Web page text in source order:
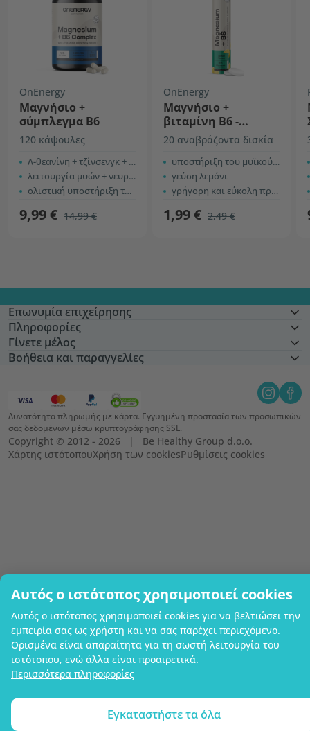
Αυτός ο ιστότοπος χρησιμοποιεί cookies
Αυτός ο ιστότοπος χρησιμοποιεί cookies για να βελτιώσει την
εμπειρία σας ως χρήστη και να σας παρέχει περιεχόμενο.
Ορισμένα είναι απαραίτητα για τη σωστή λειτουργία του
ιστότοπου, ενώ άλλα είναι προαιρετικά.
Περισσότερα πληροφορίες
Εγκαταστήστε τα όλα
OnEnergy
Μαγνήσιο +
σύμπλεγμα Β6
120 κάψουλες
Λ-θεανίνη + τζίνσενγκ + πιπερίνη
λειτουργία μυών + νευρικό σύστημα
ολιστική υποστήριξη της ζωτικότητας
9,99 € 14,99 €
OnEnergy
Μαγνήσιο +
βιταμίνη Β6 -
αναβράζοντα δισκία
20 αναβράζοντα δισκία
υποστήριξη του μυϊκού και νευρικού συστήματος
γεύση λεμόνι
γρήγορη και εύκολη προετοιμασία
1,99 € 2,49 €
Επωνυμία επιχείρησης
Πληροφορίες
Γίνετε μέλος
Βοήθεια και παραγγελίες
Δυνατότητα πληρωμής με κάρτα. Εγγυημένη προστασία των προσωπικών
σας δεδομένων μέσω κρυπτογράφησης SSL.
Copyright © 2012 - 2026   |   Be Healthy Group d.o.o.
Χάρτης ιστότοπουΧρήση των cookiesΡυθμίσεις cookies